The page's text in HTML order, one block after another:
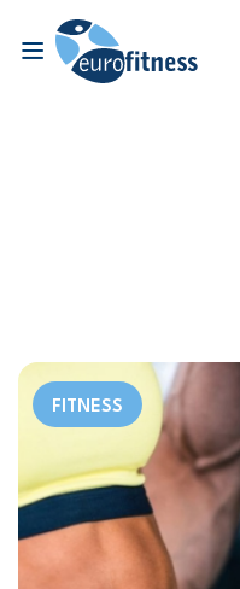
FITNESS